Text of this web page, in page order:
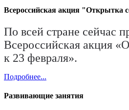
Всероссийская акция "Открытка
По всей стране сейчас
Всероссийская акция
к 23 февраля».
Подробнее...
Развивающие занятия